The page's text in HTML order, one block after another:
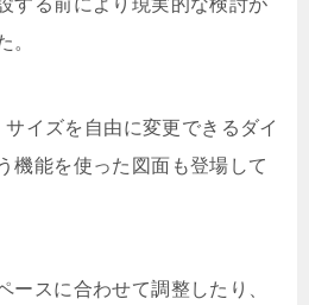
する前により現実的な検討が
。
イズを自由に変更できるダイ
機能を使った図面も登場して
ースに合わせて調整したり、